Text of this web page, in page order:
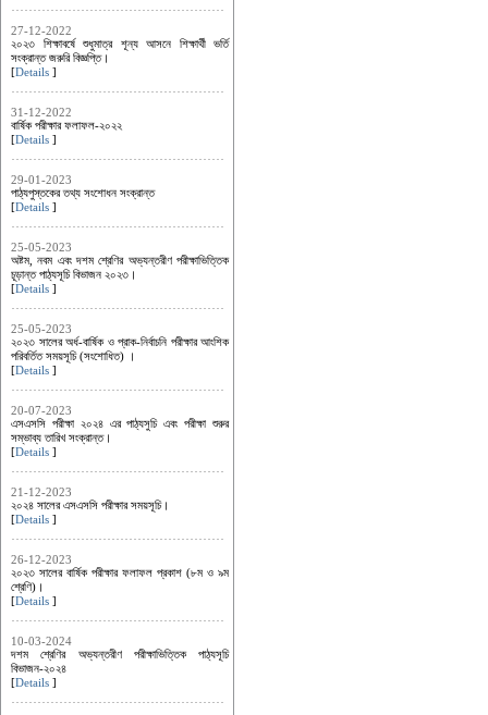
27-12-2022
২০২৩ শিক্ষাবর্ষে শুধুমাত্র শূন্য আসনে শিক্ষার্থী ভর্তি
সংক্রান্ত জরুরি বিজ্ঞপ্তি।
[Details ]
31-12-2022
বার্ষিক পরীক্ষার ফলাফল-২০২২
[Details ]
29-01-2023
পাঠ্যপুস্তকের তথ্য সংশোধন সংক্রান্ত
[Details ]
25-05-2023
অষ্টম, নবম এবং দশম শ্রেণির অভ্যন্তরীণ পরীক্ষাভিত্তিক
চূড়ান্ত পাঠ্যসূচি বিভাজন ২০২৩।
[Details ]
25-05-2023
২০২৩ সালের অর্ধ-বার্ষিক ও প্রাক-নির্বাচনি পরীক্ষার আংশিক
পরিবর্তিত সময়সূচি (সংশোধিত) ।
[Details ]
20-07-2023
এসএসসি পরীক্ষা ২০২৪ এর পাঠ্যসুচি এবং পরীক্ষা শুরুর
সম্ভাব্য তারিখ সংক্রান্ত।
[Details ]
21-12-2023
২০২৪ সালের এসএসসি পরীক্ষার সময়সূচি।
[Details ]
26-12-2023
২০২৩ সালের বার্ষিক পরীক্ষার ফলাফল প্রকাশ (৮ম ও ৯ম
শ্রেণি)।
[Details ]
10-03-2024
দশম শ্রেণির অভ্যন্তরীণ পরীক্ষাভিত্তিক পাঠ্যসূচি
বিভাজন-২০২৪
[Details ]